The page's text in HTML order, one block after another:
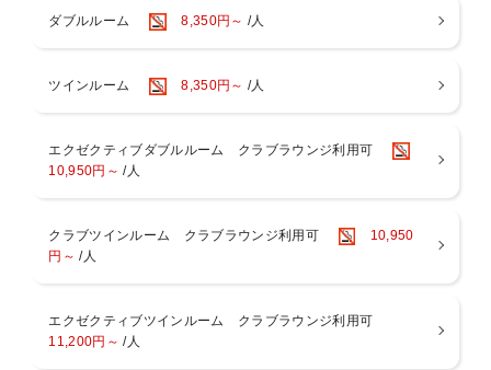
出来立てパスタや、シェフお勧め2種類の焼き立てピザをご用意して
で作るオリジナルサラダボールもおすすめ。
ーキを包んだり、サラダを包んで作って頂くなど、楽しみながらご朝
食をお楽しみいただけます。
のチーズや、4種類のハム、デザートとご一緒にお楽しみ頂けます。
「地中海の朝市」にピッタリのワインで非日常をご堪能ください。
【 ウェルカムドリンク 】
ダブルルーム 8,350円～ /人
ツインルーム 8,350円～ /人
エクゼクティブダブルルーム クラブラウンジ利用可
10,950円～ /人
クラブツインルーム クラブラウンジ利用可
10,950
円～ /人
エクゼクティブツインルーム クラブラウンジ利用可
11,200円～ /人